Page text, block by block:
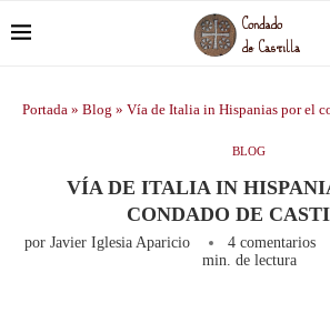
Portada » Blog » Vía de Italia in Hispanias por el
BLOG
VÍA DE ITALIA IN
CONDADO DE
por Javier Iglesia Aparicio 4 comentarios
min. de lectura